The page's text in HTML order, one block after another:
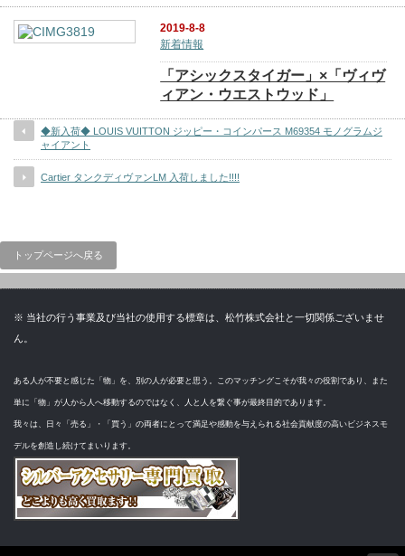
2019-8-8
新着情報
「アシックスタイガー」×「ヴィヴ
ィアン・ウエストウッド」
◆新入荷◆ LOUIS VUITTON ジッピー・コインパース M69354 モノグラムジ
ャイアント
Cartier タンクディヴァンLM 入荷しました!!!!
トップページへ戻る
※ 当社の行う事業及び当社の使用する標章は、松竹株式会社と一切関係ございませ
ん。
ある人が不要と感じた「物」を、別の人が必要と思う。このマッチングこそが我々の役割であり、また
単に「物」が人から人へ移動するのではなく、人と人を繋ぐ事が最終目的であります。
我々は、日々「売る」・「買う」の両者にとって満足や感動を与えられる社会貢献度の高いビジネスモ
デルを創造し続けてまいります。